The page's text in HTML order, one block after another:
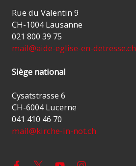
Rue du Valentin 9
CH-1004 Lausanne
021 800 39 75
mail@aide-eglise-en-detresse.ch
Siège national
Cysatstrasse 6
CH-6004 Lucerne
041 410 46 70
mail@kirche-in-not.ch